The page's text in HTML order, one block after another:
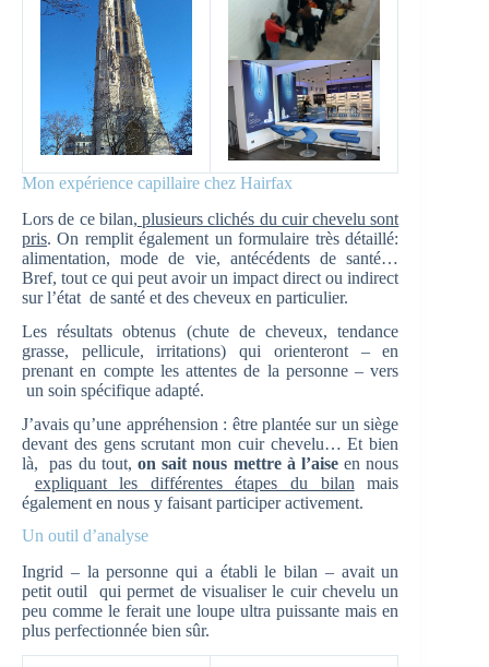
Mon expérience capillaire chez Hairfax
Lors de ce bilan, plusieurs clichés du cuir chevelu sont
pris. On remplit également un formulaire très détaillé:
alimentation, mode de vie, antécédents de santé…
Bref, tout ce qui peut avoir un impact direct ou indirect
sur l’état de santé et des cheveux en particulier.
Les résultats obtenus (chute de cheveux, tendance
grasse, pellicule, irritations) qui orienteront – en
prenant en compte les attentes de la personne – vers
un soin spécifique adapté.
J’avais qu’une appréhension : être plantée sur un siège
devant des gens scrutant mon cuir chevelu… Et bien
là, pas du tout, on sait nous mettre à l’aiseen nous
expliquant les différentes étapes du bilan mais
également en nous y faisant participer activement.
Un outil d’analyse
Ingrid – la personne qui a établi le bilan – avait un
petit outil qui permet de visualiser le cuir chevelu un
peu comme le ferait une loupe ultra puissante mais en
plus perfectionnée bien sûr.